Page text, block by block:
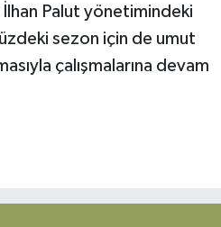
İlhan Palut yönetimindeki
sezon için de umut
çalışmalarına devam